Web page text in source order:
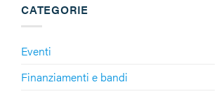
CATEGORIE
Eventi
Finanziamenti e bandi